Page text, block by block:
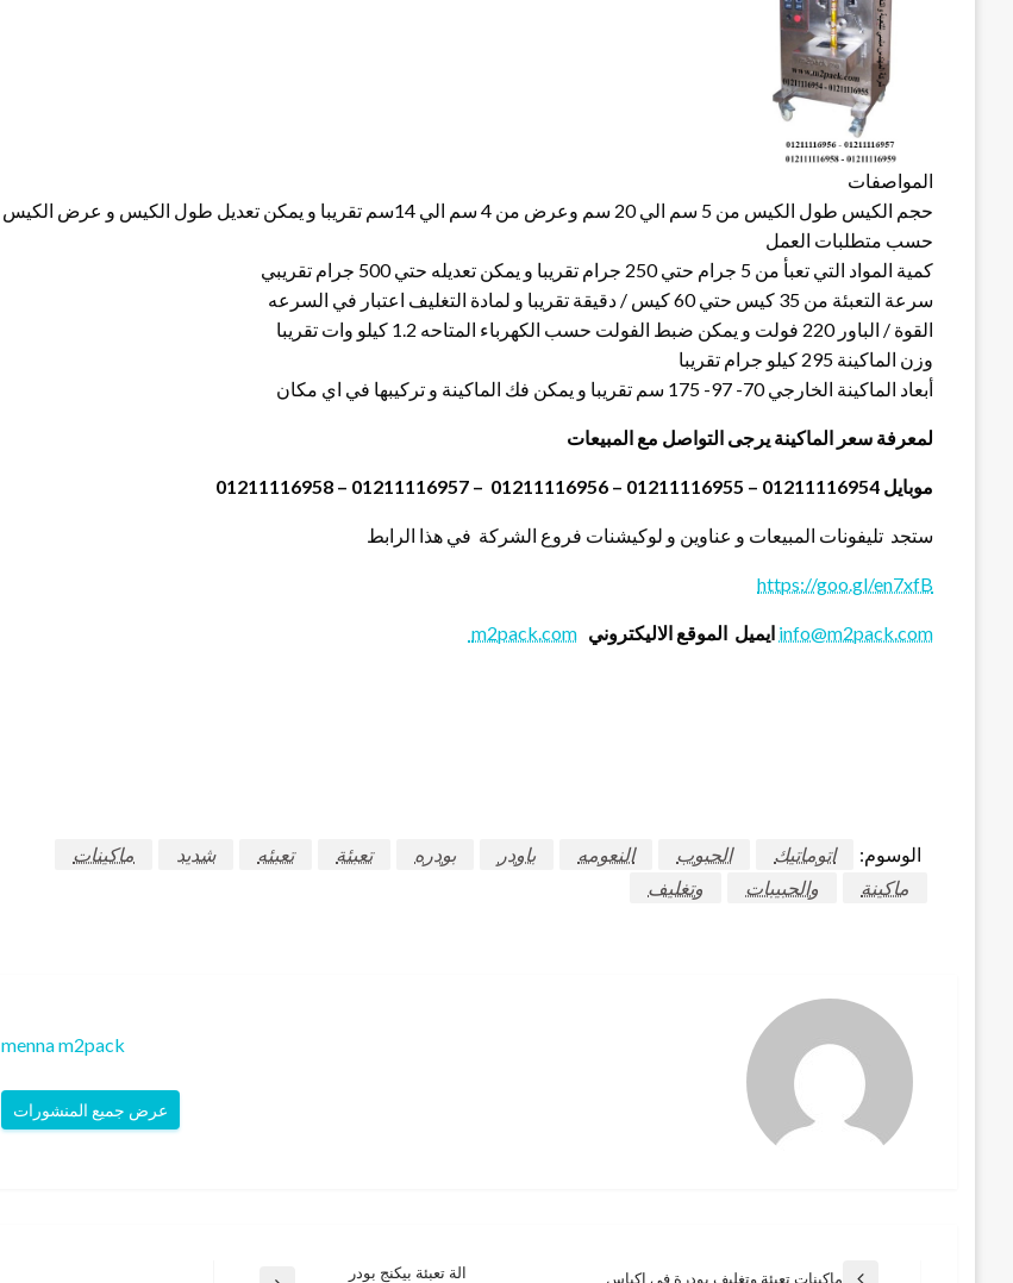
المواصفات
حجم الكيس طول الكيس من 5 سم الي 20 سم وعرض من 4 سم الي 14سم تقريبا و يمكن تعديل طول الكيس و عرض الكيس
حسب متطلبات العمل
كمية المواد التي تعبأ من 5 جرام حتي 250 جرام تقريبا و يمكن تعديله حتي 500 جرام تقريبي
سرعة التعبئة من 35 كيس حتي 60 كيس / دقيقة تقريبا و لمادة التغليف اعتبار في السرعه
القوة / الباور 220 فولت و يمكن ضبط الفولت حسب الكهرباء المتاحه 1.2 كيلو وات تقريبا
وزن الماكينة 295 كيلو جرام تقريبا
أبعاد الماكينة الخارجي 70- 97- 175 سم تقريبا و يمكن فك الماكينة و تركيبها في اي مكان
لمعرفة سعر الماكينة يرجى التواصل مع المبيعات
موبايل 01211116954 – 01211116955 – 01211116956 – 01211116957 – 01211116958
ستجد تليفونات المبيعات و عناوين و لوكيشنات فروع الشركة في هذا الرابط
https://goo.gl/en7xfB
info@m2pack.com ايميل الموقع الاليكتروني m2pack.com
الوسوم: اتوماتيك الحبوب النعومه باودر بودره تعبئة تعبئه شديد
ماكينات
ماكينة
والحبيبات وتغليف
menna m2pack
عرض جميع المنشورات
ماكينات تعبئة وتغليف بودرة في اكياس
الة تعبئة بيكنج بودر